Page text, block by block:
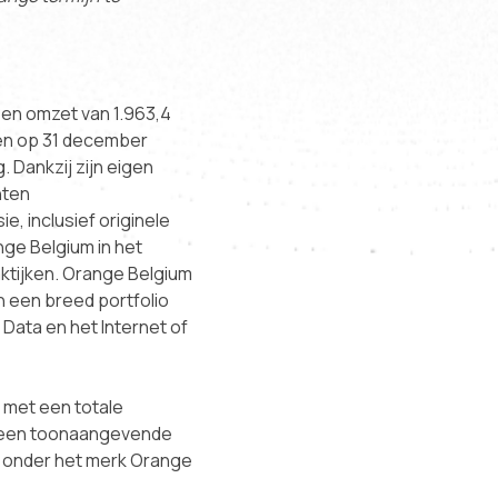
omzet van 1.963,4
op 31 december
Dankzij zijn eigen
inclusief originele
Belgium in het
Orange Belgium
een breed portfolio
en het Internet of
met een totale
toonaangevende
het merk Orange